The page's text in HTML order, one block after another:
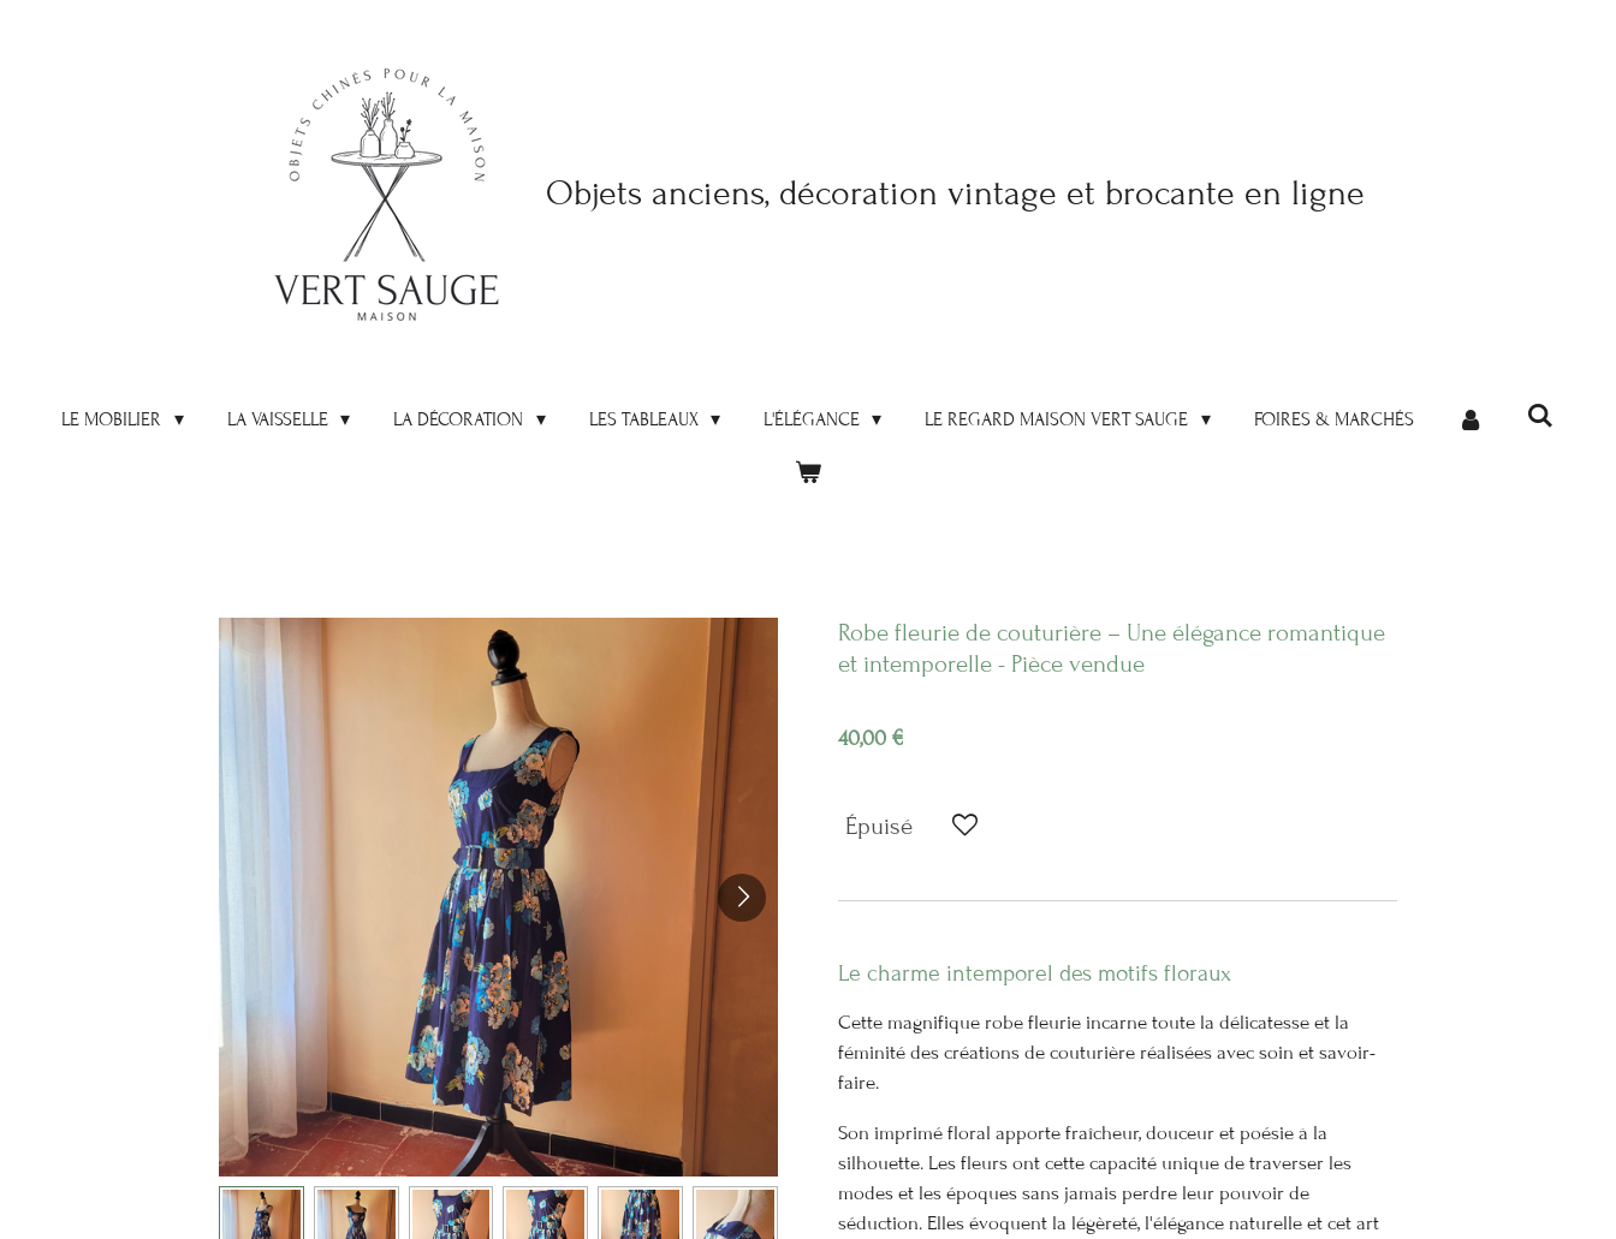
Objets anciens, décoration vintage et brocante en ligne
LE MOBILIER LA VAISSELLE LA DÉCORATION LES TABLEAUX L'ÉLÉGANCE LE REGARD MAISON VERT SAUGE FOIRES & MARCHÉS
Robe fleurie de couturière – Une élégance romantique
et intemporelle - Pièce vendue
40,00 €
Épuisé
Le charme intemporel des motifs floraux
Cette magnifique robe fleurie incarne toute la délicatesse et la
féminité des créations de couturière réalisées avec soin et savoir-
faire.
Son imprimé floral apporte fraîcheur, douceur et poésie à la
silhouette. Les fleurs ont cette capacité unique de traverser les
modes et les époques sans jamais perdre leur pouvoir de
séduction. Elles évoquent la légèreté, l'élégance naturelle et cet art